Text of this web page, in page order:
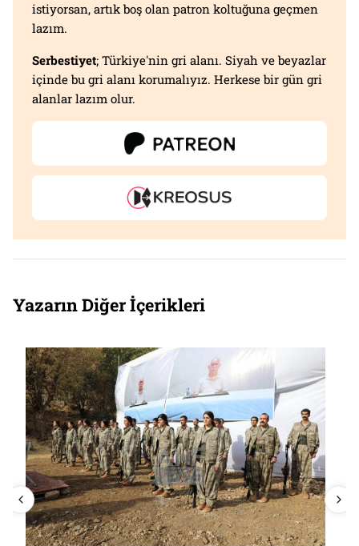
istiyorsan, artık boş olan patron koltuğuna geçmen
lazım.
Serbestiyet; Türkiye'nin gri alanı. Siyah ve beyazlar
içinde bu gri alanı korumalıyız. Herkese bir gün gri
alanlar lazım olur.
Yazarın Diğer İçerikleri